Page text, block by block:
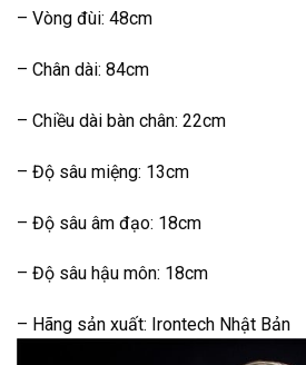
– Vòng đùi: 48cm
– Chân dài: 84cm
– Chiều dài bàn chân: 22cm
– Độ sâu miệng: 13cm
– Độ sâu âm đạo: 18cm
– Độ sâu hậu môn: 18cm
– Hãng sản xuất: Irontech Nhật Bản